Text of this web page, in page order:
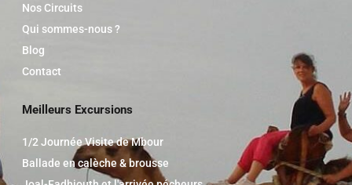
Nos Circuits
Qui sommes-nous ?
Blog
Contact
Meilleurs Excursions
1/2 Journée Visite de Mbour
Ballade en calèche & brousse